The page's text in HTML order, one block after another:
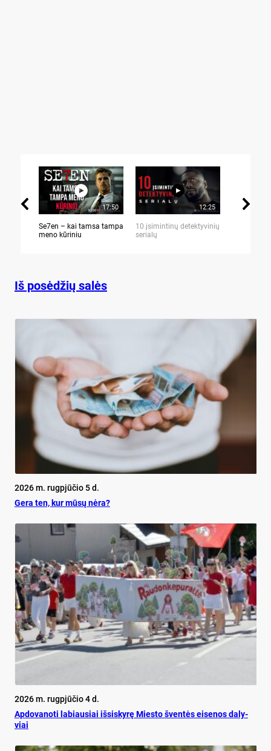
17:50
Se7en – kai tamsa tampa
meno kūriniu
12:25
10 įsimintinų detektyvinių
serialų
Iš posėdžių salės
2026 m. rugpjūčio 5 d.
Ge­ra ten, kur mū­sų nė­ra?
2026 m. rugpjūčio 4 d.
Ap­do­va­no­ti la­biau­siai iš­si­sky­rę Mies­to šven­tės ei­se­nos da­ly­
viai